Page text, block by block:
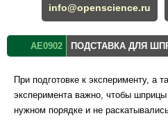
info@openscience.ru
AE0902 ПОДСТАВКА ДЛЯ
При подготовке к эксперименту, а
эксперимента важно, чтобы
нужном порядке и не